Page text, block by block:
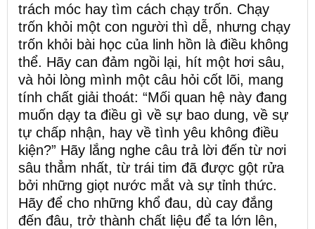
trách móc hay tìm cách chạy trốn. Chạy
trốn khỏi một con người thì dễ, nhưng chạy
trốn khỏi bài học của linh hồn là điều không
thể. Hãy can đảm ngồi lại, hít một hơi sâu,
và hỏi lòng mình một câu hỏi cốt lõi, mang
tính chất giải thoát: “Mối quan hệ này đang
muốn dạy ta điều gì về sự bao dung, về sự
tự chấp nhận, hay về tình yêu không điều
kiện?” Hãy lắng nghe câu trả lời đến từ nơi
sâu thẳm nhất, từ trái tim đã được gột rửa
bởi những giọt nước mắt và sự tỉnh thức.
Hãy để cho những khổ đau, dù cay đắng
đến đâu, trở thành chất liệu để ta lớn lên,